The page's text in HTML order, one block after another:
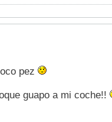
pez
guapo a mi coche!!